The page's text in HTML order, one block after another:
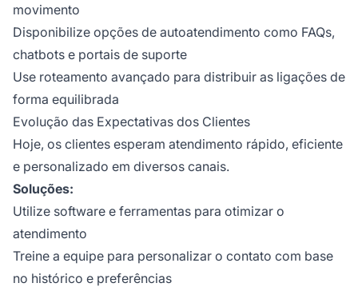
movimento
Disponibilize opções de autoatendimento como FAQs,
chatbots e portais de suporte
Use roteamento avançado para distribuir as ligações de
forma equilibrada
Evolução das Expectativas dos Clientes
Hoje, os clientes esperam atendimento rápido, eficiente
e personalizado em diversos canais.
Soluções:
Utilize software e ferramentas para otimizar o
atendimento
Treine a equipe para personalizar o contato com base
no histórico e preferências